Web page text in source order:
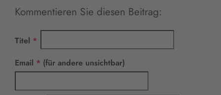
Kommentieren Sie diesen Beitrag:
Titel *
Email * Pflichtfeld
(für andere unsichtbar)